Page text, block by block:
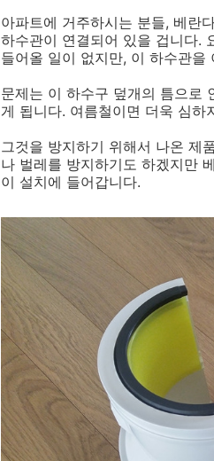
아파트에 거주하시는 분들, 베란
하수관이 연결되어 있을 겁니다.
들어올 일이 없지만, 이 하수관
문제는 이 하수구 덮개의 틈으로
게 됩니다. 여름철이면 더욱 심하
그것을 방지하기 위해서 나온 제
나 벌레를 방지하기도 하겠지만
이 설치에 들어갑니다.